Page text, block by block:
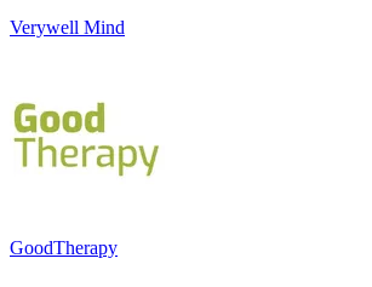
Verywell Mind
GoodTherapy